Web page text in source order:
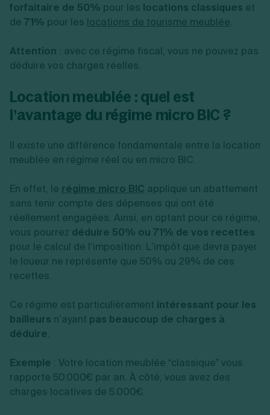
forfaitaire de 50% pour les locations classiques et
de 71% pour les locations de tourisme meublée.
Attention : avec ce régime fiscal, vous ne pouvez pas
déduire vos charges réelles.
Location meublée : quel est
l’avantage du régime micro BIC ?
Il existe une différence fondamentale entre la location
meublée en régime réel ou en micro BIC.
En effet, le régime micro BIC applique un abattement
sans tenir compte des dépenses qui ont été
réellement engagées. Ainsi, en optant pour ce régime,
vous pourrez déduire 50% ou 71% de vos recettes
pour le calcul de l’imposition. L’impôt que devra payer
le loueur ne représente que 50% ou 29% de ces
recettes.
Ce régime est particulièrement intéressant pour les
bailleurs n’ayant pas beaucoup de charges à
déduire.
Exemple : Votre location meublée “classique” vous
rapporte 50.000€ par an. À côté, vous avez des
charges locatives de 5.000€.